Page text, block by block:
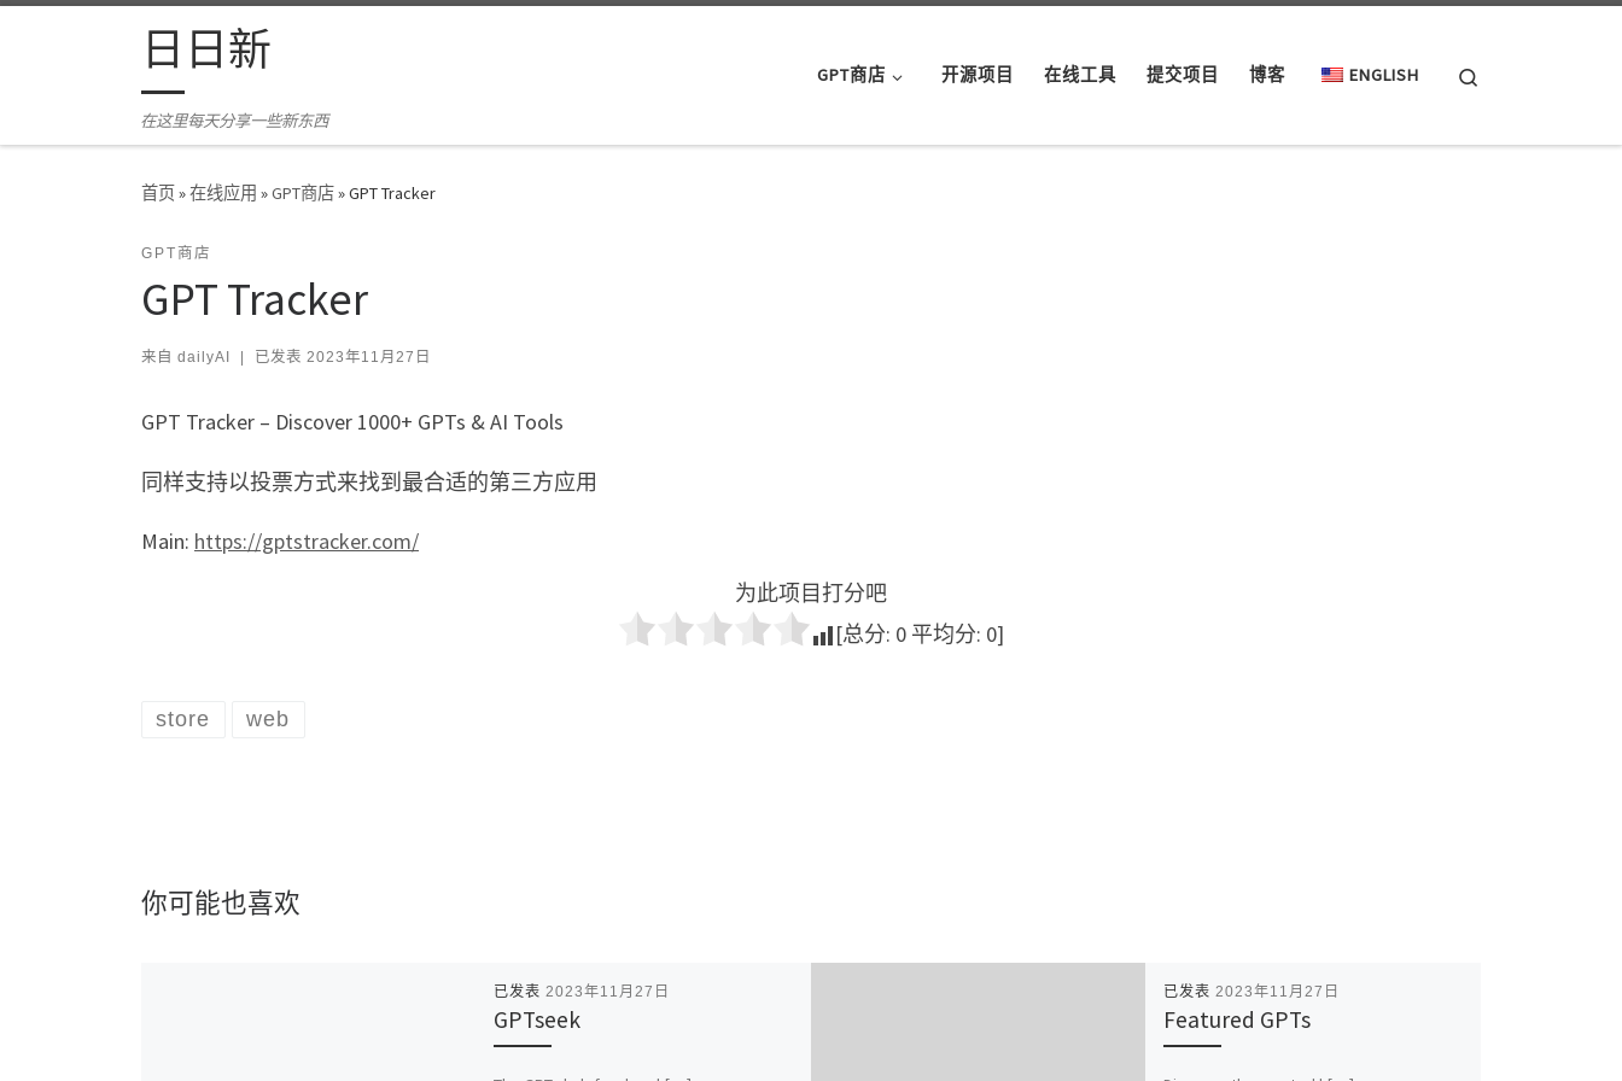
Skip to content日日新
在这里每天分享一些新东西
GPT商店 开源项目 在线工具 提交项目 博客 ENGLISH
首页»在线应用 »GPT商店»GPT Tracker
GPT商店
GPT Tracker
来自 dailyAI 已发表 2023年11月27日
GPT Tracker – Discover 1000+ GPTs & AI Tools
同样支持以投票方式来找到最合适的第三方应用
Main: https://gptstracker.com/
为此项目打分吧
[总分: 0 平均分: 0]
store web
你可能也喜欢
已发表 2023年11月27日
GPTseek
已发表 2023年11月27日
Featured GPTs